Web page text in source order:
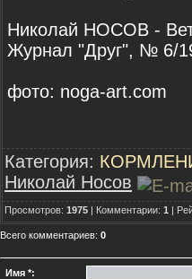
Николай НОСОВ -
Журнал "Друг", № 6/
фото: noga-art.com
Категория:
Николай Носов
Просмотров: 1975 | Комментарии: 1 |
Всего комментариев: 0
Имя *: